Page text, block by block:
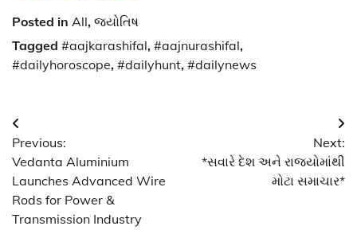
Posted in All, જ્યોતિષ
Tagged #aajkarashifal, #aajnurashifal,
#dailyhoroscope, #dailyhunt, #dailynews
Post
navigation
Previous:
Vedanta Aluminium
Launches Advanced Wire
Rods for Power &
Transmission Industry
Next:
*સવારે દેશ અને રાજ્યોમાંથી
મોટા સમાચાર*